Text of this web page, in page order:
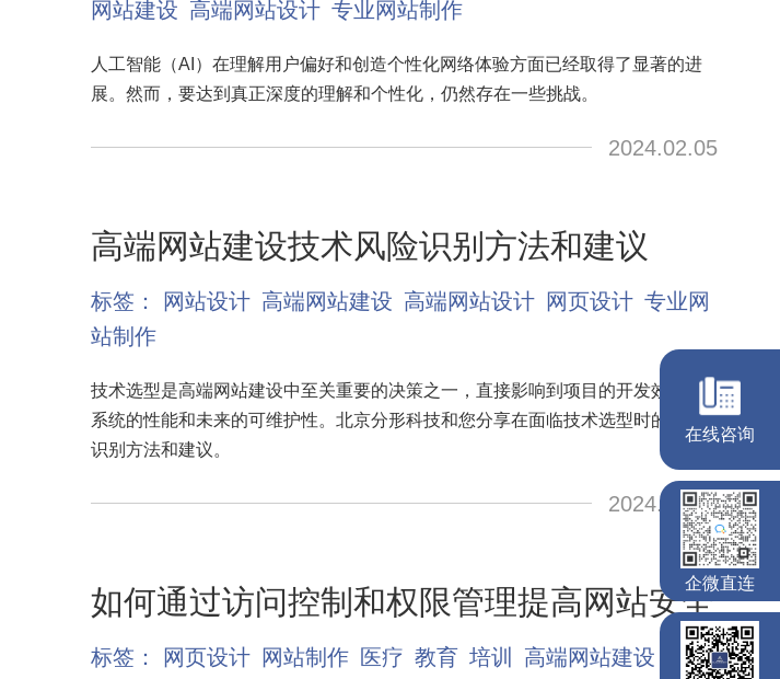
网站建设 高端网站设计 专业网站制作
人工智能（AI）在理解用户偏好和创造个性化网络体验方面已经取得了显著的进
展。然而，要达到真正深度的理解和个性化，仍然存在一些挑战。
2024.02.05
高端网站建设技术风险识别方法和建议
标签： 网站设计 高端网站建设 高端网站设计 网页设计 专业网
站制作
技术选型是高端网站建设中至关重要的决策之一，直接影响到项目的开发效率、
系统的性能和未来的可维护性。北京分形科技和您分享在面临技术选型时的一些
识别方法和建议。
2024.01.26
如何通过访问控制和权限管理提高网站安全
标签： 网页设计 网站制作 医疗 教育 培训 高端网站建设
专业